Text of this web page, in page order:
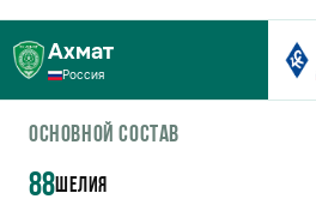
Ахмат
Россия
Основной состав
88Шелия